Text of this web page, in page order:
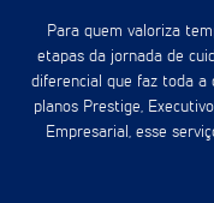
Para quem valoriza
etapas da jornada de
diferencial que faz toda a
planos Prestige,
Empresarial, esse